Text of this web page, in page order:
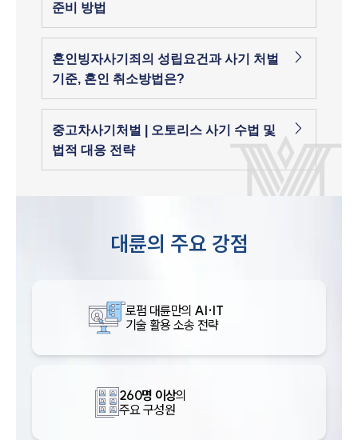
준비 방법
혼인빙자사기죄의 성립요건과 사기 처벌
기준, 혼인 취소방법은?
중고차사기처벌 | 오토리스 사기 수법 및
법적 대응 전략
대륜의 주요 강점
로펌 대륜만의 AI·IT
기술 활용 소송 전략
260명 이상의
주요 구성원